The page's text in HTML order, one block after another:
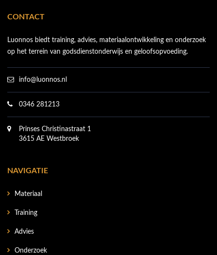
CONTACT
Luonnos biedt training, advies, materiaalontwikkeling en onderzoek
op het terrein van godsdienstonderwijs en geloofsopvoeding.
info@luonnos.nl
0346 281213
Prinses Christinastraat 1
3615 AE Westbroek
NAVIGATIE
Materiaal
Training
Advies
Onderzoek